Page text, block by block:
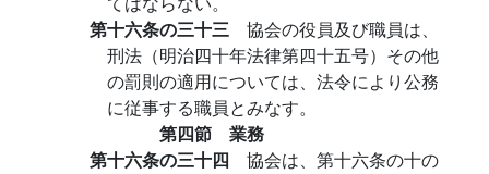
第十六条の三十三 協会の役員及び職員は、
刑法（明治四十年法律第四十五号）その他
の罰則の適用については、法令により公務
に従事する職員とみなす。
第四節 業務
第十六条の三十四 協会は、第十六条の十の